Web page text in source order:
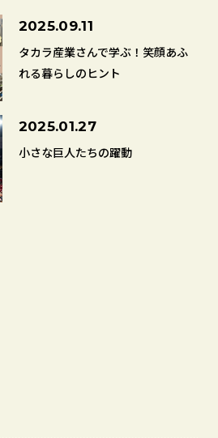
2025.09.11
タカラ産業さんで学ぶ！笑顔あふ
れる暮らしのヒント
2025.01.27
小さな巨人たちの躍動